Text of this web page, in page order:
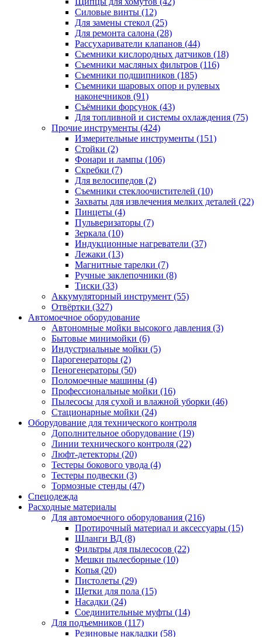
Силовые винты (12)
Для замены стекол (25)
Для ремонта салона (28)
Рассухариватели клапанов (44)
Съемники кислородных датчиков (18)
Съемники масляных фильтров (116)
Съемники подшипников (185)
Съемники шаровых опор и рулевых
наконечников (91)
Съёмники форсунок (43)
Для топливной и системы охлаждения (75)
Прочие инструменты (424)
Измерительные инструменты (151)
Стойки (2)
Фонари и лампы (106)
Скребки (7)
Для велосипедов (2)
Съемники стеклоочистителей (10)
Захваты для извлечения мелких деталей (22)
Пинцеты (4)
Пульверизаторы (7)
Зеркала (10)
Индукционные нагреватели (37)
Лежаки (13)
Магнитные тарелки (7)
Ручные заклепочники (8)
Тиски (33)
Аккумуляторный инструмент (55)
Отвёртки (327)
Автомоечное оборудование
Автономные мойки высокого давления (3)
Бытовые минимойки (6)
Индустриальные мойки (5)
Парогенераторы (2)
Пеногенераторы (50)
Поломоечные машины (4)
Профессиональные мойки (16)
Пылесосы для сухой и влажной уборки (46)
Стационарные мойки (24)
Оборудование для технического контроля
Дополнительное оборудование (19)
Линии технического контроля (22)
Люфт-детекторы (20)
Тестеры бокового увода (4)
Тестеры подвески (3)
Тормозные стенды (47)
Спецодежда
Расходные материалы
Для автомоечного оборудования (216)
Протирочный материал и аксессуары (15)
Шланги ВД (8)
Фильтры для пылесосов (22)
Мешки пылесборные (10)
Копья (20)
Пистолеты (29)
Щетки для пола (15)
Насадки (24)
Соединительные муфты (14)
Для подъемников (117)
Резиновые накладки (58)